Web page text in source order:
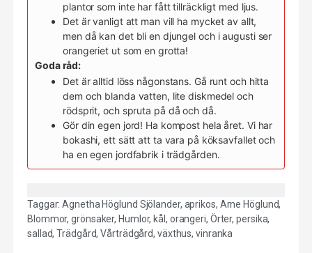
plantor som inte har fått tillräckligt med ljus.
Det är vanligt att man vill ha mycket av allt,
men då kan det bli en djungel och i augusti ser
orangeriet ut som en grotta!
Goda råd:
Det är alltid löss någonstans. Gå runt och hitta
dem och blanda vatten, lite diskmedel och
rödsprit, och spruta på då och då.
Gör din egen jord! Ha kompost hela året. Vi har
bokashi, ett sätt att ta vara på köksavfallet och
ha en egen jordfabrik i trädgården.
Taggar:Agnetha Höglund Sjölander, aprikos, Arne Höglund,
Blommor,grönsaker, Humlor, kål , orangeri, Örter,persika,
sallad,Trädgård,Vårträdgård, växthus,vinranka